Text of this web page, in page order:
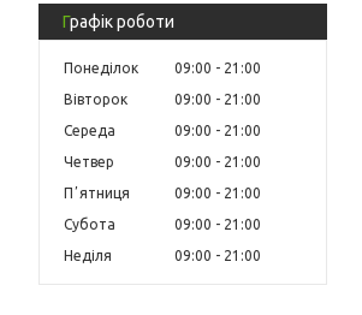
Графік роботи
Понеділок 09:00
21:00
Вівторок
09:00
21:00
Середа
09:00
21:00
Четвер
09:00
21:00
Пʼятниця
09:00
21:00
Субота
09:00
21:00
Неділя
09:00 21:00